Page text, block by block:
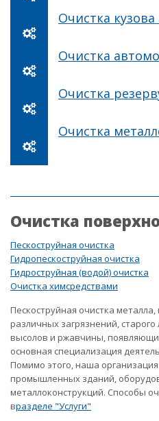
Очистка
Очистка
Очистка
Очистка
Очистка
Пескоструйная очистка
Гидропескоструйная очистка
Гидроструйная (водой) очистка
Очистка химсредствами
Пескоструйная очистка
различных загрязнений,
высолов и ржавчины,
основная специализация
Помимо этого, наша
промышленных зданий,
металлоконструкций. Способы
вразделе "Услуги"